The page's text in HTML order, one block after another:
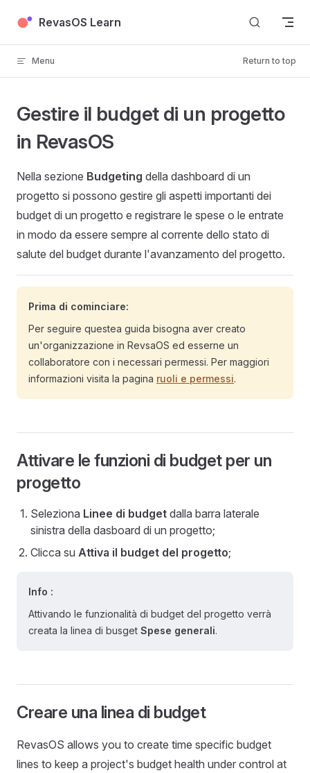
Skip to content
RevasOS Learn
Menu Return to top
Gestire il budget di un progetto
in RevasOS
Nella sezione Budgeting della dashboard di un
progetto si possono gestire gli aspetti importanti dei
budget di un progetto e registrare le spese o le entrate
in modo da essere sempre al corrente dello stato di
salute del budget durante l'avanzamento del progetto.
Prima di cominciare:
Per seguire questea guida bisogna aver creato
un'organizzazione in RevsaOS ed esserne un
collaboratore con i necessari permessi. Per maggiori
informazioni visita la pagina ruoli e permessi.
Attivare le funzioni di budget per un
progetto
Seleziona Linee di budget dalla barra laterale
sinistra della dasboard di un progetto;
Clicca su Attiva il budget del progetto;
Info :
Attivando le funzionalità di budget del progetto verrà
creata la linea di busget Spese generali.
Creare una linea di budget
RevasOS allows you to create time specific budget
lines to keep a project's budget health under control at